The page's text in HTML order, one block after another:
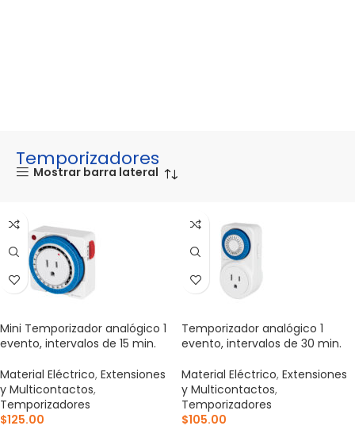
Temporizadores
Mostrar barra lateral
Mini Temporizador analógico 1
evento, intervalos de 15 min.
Material Eléctrico, Extensiones
y Multicontactos,
Temporizadores
$125.00
Temporizador analógico 1
evento, intervalos de 30 min.
Material Eléctrico, Extensiones
y Multicontactos,
Temporizadores
$105.00